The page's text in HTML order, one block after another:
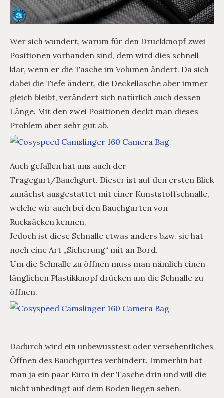
Wer sich wundert, warum für den Druckknopf zwei
Positionen vorhanden sind, dem wird dies schnell
klar, wenn er die Tasche im Volumen ändert. Da sich
dabei die Tiefe ändert, die Deckellasche aber immer
gleich bleibt, verändert sich natürlich auch dessen
Länge. Mit den zwei Positionen deckt man dieses
Problem aber sehr gut ab.
Auch gefallen hat uns auch der
Tragegurt/Bauchgurt. Dieser ist auf den ersten Blick
zunächst ausgestattet mit einer Kunststoffschnalle,
welche wir auch bei den Bauchgurten von
Rucksäcken kennen.
Jedoch ist diese Schnalle etwas anders bzw. sie hat
noch eine Art „Sicherung“ mit an Bord.
Um die Schnalle zu öffnen muss man nämlich einen
länglichen Plastikknopf drücken um die Schnalle zu
öffnen.
Dadurch wird ein unbewusstest oder versehentliches
Öffnen des Bauchgurtes verhindert. Immerhin hat
man ja ein paar Euro in der Tasche drin und will die
nicht unbedingt auf dem Boden liegen sehen.